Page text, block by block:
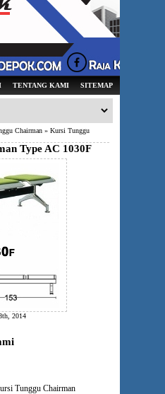
TENTANG KAMI SITEMAP
Chairman » Kursi Tunggu
Type AC 1030F
2014
Tunggu Chairman